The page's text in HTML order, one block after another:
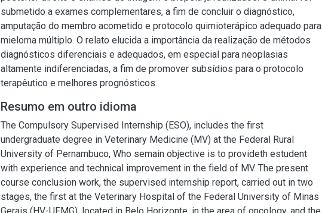
submetido a exames complementares, a fim de concluir o diagnóstico,
amputação do membro acometido e protocolo quimioterápico adequado para
mieloma múltiplo. O relato elucida a importância da realização de métodos
diagnósticos diferenciais e adequados, em especial para neoplasias
altamente indiferenciadas, a fim de promover subsídios para o protocolo
terapêutico e melhores prognósticos.
Resumo em outro idioma
The Compulsory Supervised Internship (ESO), includes the first
undergraduate degree in Veterinary Medicine (MV) at the Federal Rural
University of Pernambuco, Who semain objective is to provideth estudent
with experience and technical improvement in the field of MV. The present
course conclusion work, the supervised internship report, carried out in two
stages, the first at the Veterinary Hospital of the Federal University of Minas